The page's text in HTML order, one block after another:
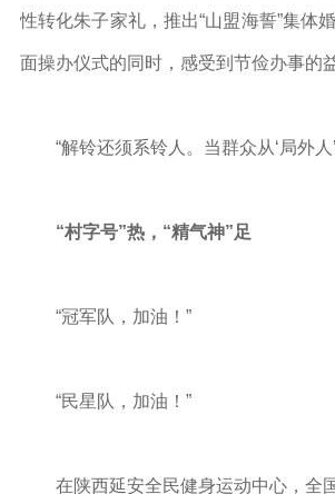
性转化朱子家礼，推出“山盟海誓”集体
面操办仪式的同时，感受到节俭办事
“解铃还须系铃人。当群众从‘局外
“村字号”热，“精气神”足
“冠军队，加油！”
“民星队，加油！”
在陕西延安全民健身运动中心，全